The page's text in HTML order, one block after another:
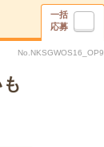
一括
応募
No.NKSGWOS16_OP9